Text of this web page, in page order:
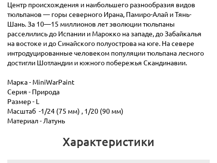
Центр происхождения и наибольшего разнообразия видов
тюльпанов — горы северного Ирана, Памиро-Алай и Тянь-
Шань. За 10—15 миллионов лет эволюции тюльпаны
расселились до Испании и Марокко на западе, до Забайкалья
на востоке и до Синайского полуострова на юге. На севере
интродуцированные человеком популяции тюльпана лесного
достигли Шотландии и южного побережья Скандинавии.
Марка - MiniWarPaint
Серия - Природа
Размер - L
Масштаб -1/24 (75 мм) , 1/20 (90 мм)
Материал - Латунь
Характеристики